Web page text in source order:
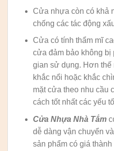
Cửa nhựa còn có khả
chống các tác động
Cửa có tính thẩm mĩ
cửa đảm bảo không
gian sử dụng. Hơn
khắc nổi hoặc khắc
mặt cửa theo nhu cầu
cách tốt nhất các yếu
Cửa Nhựa Nhà Tắm
dễ dàng vận chuyển
sản phẩm có giá